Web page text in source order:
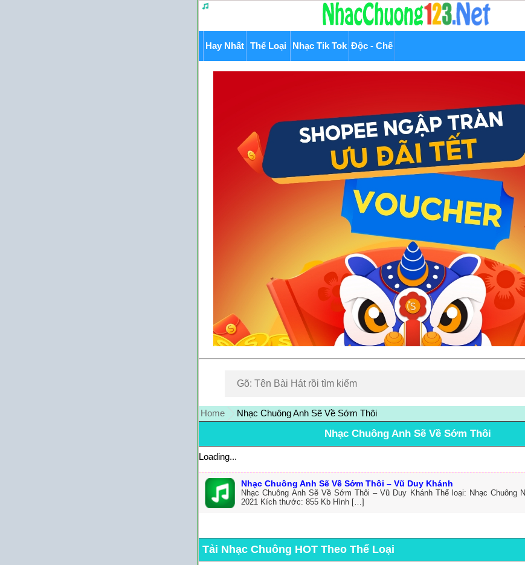
Hay Nhất Thể Loại Nhạc Tik Tok Độc - Chế
Home Nhạc Chuông Anh Sẽ Về Sớm Thôi
Nhạc Chuông Anh Sẽ Về Sớm Thôi
Loading...
Nhạc Chuông Anh Sẽ Về Sớm Thôi – Vũ Duy Khánh
Nhạc Chuông Anh Sẽ Về Sớm Thôi – Vũ Duy Khánh Thể loại: Nhạc Chuông
2021 Kích thước: 855 Kb Hình […]
Tải Nhạc Chuông HOT Theo Thể Loại